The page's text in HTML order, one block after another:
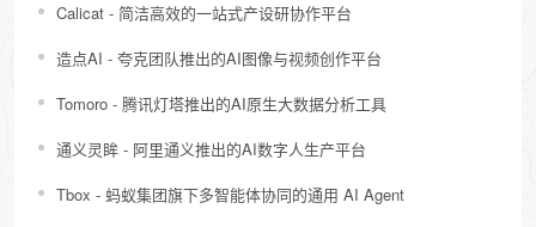
Calicat - 简洁高效的一站式产设研协作平台
造点AI - 夸克团队推出的AI图像与视频创作平台
Tomoro - 腾讯灯塔推出的AI原生大数据分析工具
通义灵眸 - 阿里通义推出的AI数字人生产平台
Tbox - 蚂蚁集团旗下多智能体协同的通用 AI Agent